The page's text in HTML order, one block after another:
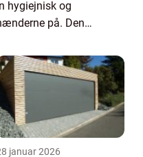
hygiejnisk og
på. Denne
til
januar 2026